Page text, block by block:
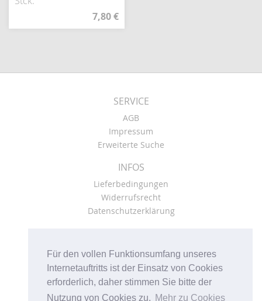
Für den vollen Funktionsumfang unseres
Internetauftritts ist der Einsatz von Cookies
erforderlich, daher stimmen Sie bitte der
Nutzung von Cookies zu. Mehr zu Cookies
7,80 €
SERVICE
AGB
Impressum
Erweiterte Suche
INFOS
Lieferbedingungen
Widerrufsrecht
Datenschutzerklärung
Kasse
Mein Konto
Warenkorb